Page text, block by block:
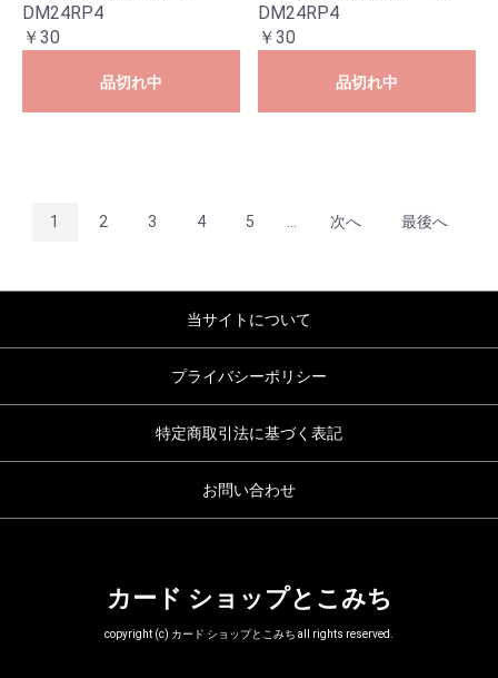
DM24RP4
￥30
品切れ中
DM24RP4
￥30
品切れ中
1 2 3 4 5 次へ 最後へ
当サイトについて
プライバシーポリシー
特定商取引法に基づく表記
お問い合わせ
カード ショップとこみち
copyright (c) カード ショップとこみち all rights reserved.